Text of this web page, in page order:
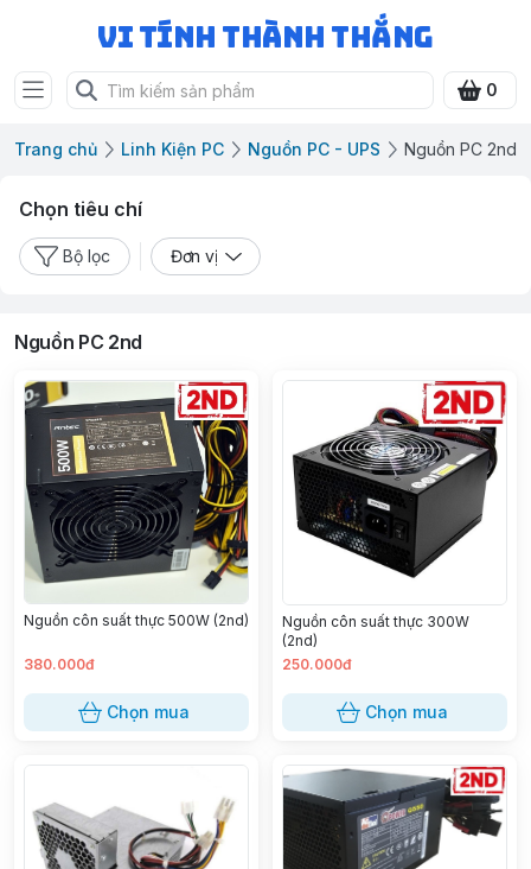
Vi Tính Thành Thắng
0
Trang chủ Linh Kiện PC Nguồn PC - UPS Nguồn PC 2nd
Chọn tiêu chí
Bộ lọc Đơn vị
Nguồn PC 2nd
Nguồn côn suất thực 500W (2nd)
380.000đ
Chọn mua
Nguồn côn suất thực 300W
(2nd)
250.000đ
Chọn mua